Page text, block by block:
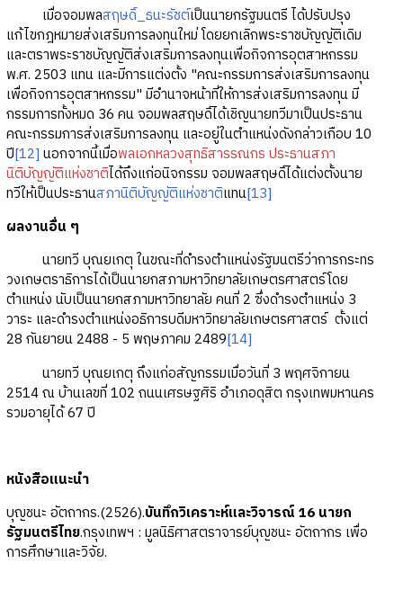
เมื่อจอมพลสฤษดิ์_ธนะรัชต์เป็นนายกรัฐมนตรี ได้ปรับปรุง
แก้ไขกฎหมายส่งเสริมการลงทุนใหม่ โดยยกเลิกพระราชบัญญัติเดิม
และตราพระราชบัญญัติส่งเสริมการลงทุนเพื่อกิจการอุตสาหกรรม
พ.ศ. 2503 แทน และมีการแต่งตั้ง "คณะกรรมการส่งเสริมการลงทุน
เพื่อกิจการอุตสาหกรรม" มีอำนาจหน้าที่ให้การส่งเสริมการลงทุน มี
กรรมการทั้งหมด 36 คน จอมพลสฤษดิ์ได้เชิญนายทวีมาเป็นประธาน
คณะกรรมการส่งเสริมการลงทุน และอยู่ในตำแหน่งดังกล่าวเกือบ 10
ปี[12] นอกจากนี้เมื่อพลเอกหลวงสุทธิสารรณกร ประธานสภา
นิติบัญญัติแห่งชาติได้ถึงแก่อนิจกรรม จอมพลสฤษดิ์ได้แต่งตั้งนาย
ทวีให้เป็นประธานสภานิติบัญญัติแห่งชาติแทน[13]
ผลงานอื่น ๆ
นายทวี บุณยเกตุ ในขณะที่ดำรงตำแหน่งรัฐมนตรีว่าการกระทร
วงเกษตราธิการได้เป็นนายกสภามหาวิทยาลัยเกษตรศาสตร์โดย
ตำแหน่ง นับเป็นนายกสภามหาวิทยาลัย คนที่ 2 ซึ่งดำรงตำแหน่ง 3
วาระ และดำรงตำแหน่งอธิการบดีมหาวิทยาลัยเกษตรศาสตร์ ตั้งแต่
28 กันยายน 2488 - 5 พฤษภาคม 2489[14]
นายทวี บุณยเกตุ ถึงแก่อสัญกรรมเมื่อวันที่ 3 พฤศจิกายน
2514 ณ บ้านเลขที่ 102 ถนนเศรษฐศิริ อำเภอดุสิต กรุงเทพมหานคร
รวมอายุได้ 67 ปี
หนังสือแนะนำ
บุญชนะ อัตถากร.(2526).บันทึกวิเคราะห์และวิจารณ์ 16 นายก
รัฐมนตรีไทย.กรุงเทพฯ : มูลนิธิศาสตราจารย์บุญชนะ อัตถากร เพื่อ
การศึกษาและวิจัย.